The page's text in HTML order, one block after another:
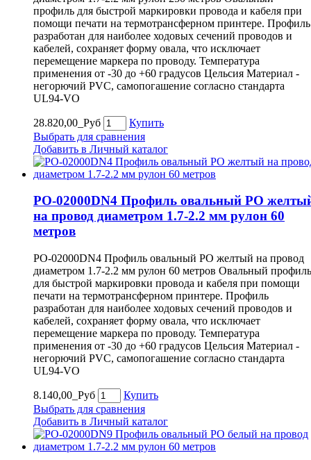
профиль для быстрой маркировки провода и кабеля при
помощи печати на термотрансферном принтере. Профиль
разработан для наиболее ходовых сечений проводов и
кабелей, сохраняет форму овала, что исключает
перемещение маркера по проводу. Температура
применения от -30 до +60 градусов Цельсия Материал -
негорючий PVC, самопогашение согласно стандарта
UL94-VO
28.820,00_Руб
Купить
Выбрать для сравнения
Добавить в Личный каталог
PO-02000DN4 Профиль овальный PO
на провод диаметром 1.7-2.2 мм рулон 60
метров
PO-02000DN4 Профиль овальный PO желтый на провод
диаметром 1.7-2.2 мм рулон 60 метров Овальный профиль
для быстрой маркировки провода и кабеля при помощи
печати на термотрансферном принтере. Профиль
разработан для наиболее ходовых сечений проводов и
кабелей, сохраняет форму овала, что исключает
перемещение маркера по проводу. Температура
применения от -30 до +60 градусов Цельсия Материал -
негорючий PVC, самопогашение согласно стандарта
UL94-VO
8.140,00_Руб
Купить
Выбрать для сравнения
Добавить в Личный каталог